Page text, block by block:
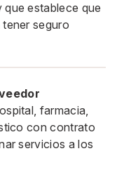
que establece que
seguro
farmacia,
con contrato
servicios a los